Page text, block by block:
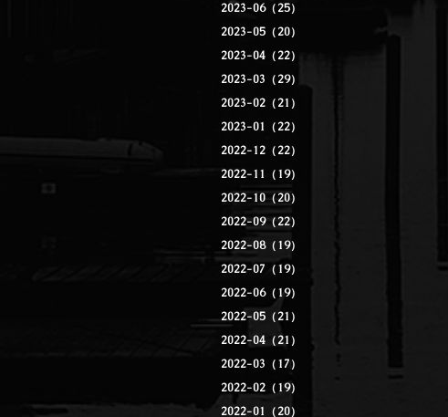
2023-06（25）
2023-05（20）
2023-04（22）
2023-03（29）
2023-02（21）
2023-01（22）
2022-12（22）
2022-11（19）
2022-10（20）
2022-09（22）
2022-08（19）
2022-07（19）
2022-06（19）
2022-05（21）
2022-04（21）
2022-03（17）
2022-02（19）
2022-01（20）